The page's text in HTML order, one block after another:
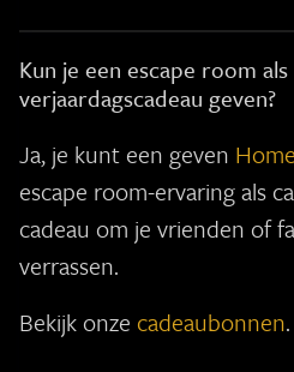
Kun je een escape room als
verjaardagscadeau geven?
Ja, je kunt een geven
escape room-ervaring als
cadeau om je vrienden of
verrassen.
Bekijk onze cadeaubonnen.